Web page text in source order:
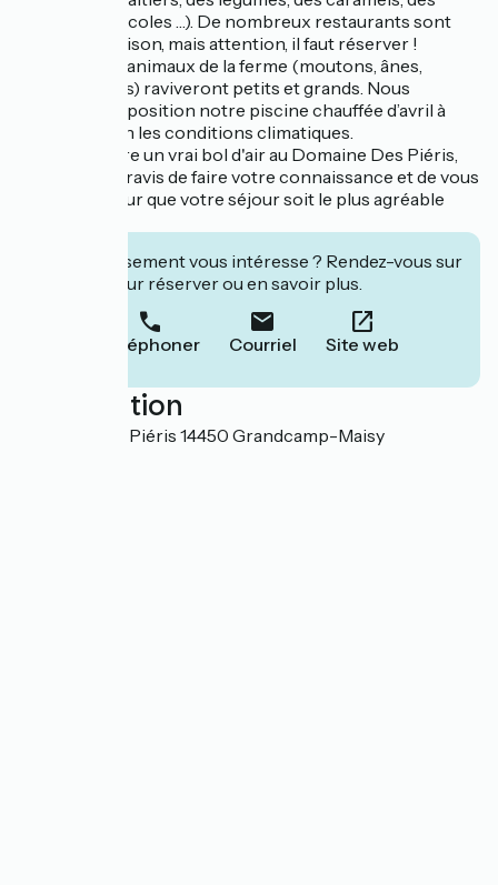
produits cidricoles …). De nombreux restaurants sont
ouverts en saison, mais attention, il faut réserver !
Sur place, les animaux de la ferme (moutons, ânes,
poules, dindes) raviveront petits et grands. Nous
mettons à disposition notre piscine chauffée d’avril à
octobre selon les conditions climatiques.
Venez prendre un vrai bol d'air au Domaine Des Piéris,
Nous serons ravis de faire votre connaissance et de vous
conseiller pour que votre séjour soit le plus agréable
Cet établissement vous intéresse ? Rendez-vous sur
leur site pour réserver ou en savoir plus.
Téléphoner Courriel Site web
Localisation
Domaine des Piéris 14450 Grandcamp-Maisy